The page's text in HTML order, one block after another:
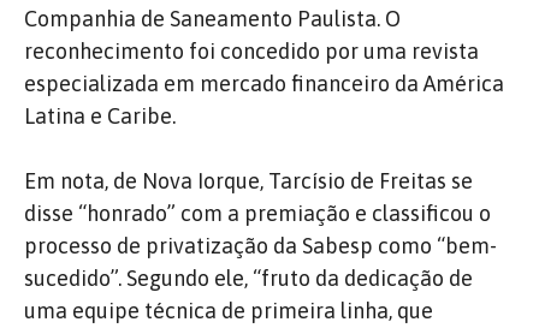
Companhia de Saneamento Paulista. O
reconhecimento foi concedido por uma revista
especializada em mercado financeiro da América
Latina e Caribe.
Em nota, de Nova Iorque, Tarcísio de Freitas se
disse “honrado” com a premiação e classificou o
processo de privatização da Sabesp como “bem-
sucedido”. Segundo ele, “fruto da dedicação de
uma equipe técnica de primeira linha, que